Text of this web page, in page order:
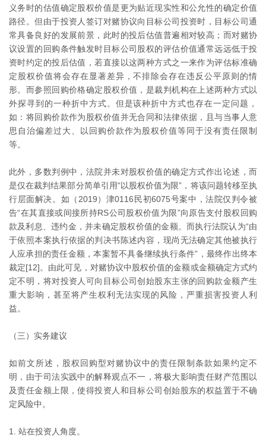
义务时的估值确定股权价值是更为贴近现实性和公允性的确定价值
路径。但由于投资人签订对赌协议向目标公司投资时，目标公司通
常具备良好的发展前景，此时的投后估值普遍相对较高；而对赌协
议设置的回购条件触发时目标公司股权的评估价值通常远远低于投
资时约定的投后估值，若直接以这两种方式之一来作为评估标准确
定股权价值将会存在显著差异，不排除会存在违反公平原则的情
形。而参照回购价格确定股权价值，是裁判机构在上述两种方式以
外探寻到的一种折中方式。但是该种折中方式也存在一定问题，
如：将回购价款作为股权价值并无合同和法律依据，且与当事人意
思自治偏差过大、以回购价款作为股权价值等同于没有责任限制
等。
此外，多数判例中，法院并未对股权价值的确定方式作出论述，而
是仅在裁判结果部分简单引用“以股权价值为限”，将该问题转移至执
行层面解决。如（2019）津0116民初6075号案中，法院仅判令被
告“在其直接或间接所持RS公司股权价值为限”向原告支付股权回购
款及利息、违约金，并未确定股权价值的金额。而执行法院认为“由
于依照本案执行依据的判决书陈述内容，现尚无法确定其他被执行
人应承担的责任金额，本案暂不具备继续执行条件”，最终作出终本
裁定[12]。由此可见，对赌协议中股权价值的金额或金额确定方式约
定不明，将对投资人可向目标公司创始股东主张的回购款金额产生
重大影响，甚至将产生权利无法实现的风险，严重损害投资人利
益。
（三）实务建议
如前文所述，股权回购型对赌协议中的责任限制条款如果约定不
明，由于司法实践中的解释观点不一，将极大影响责任财产范围以
及责任金额上限，使得投资人和目标公司创始股东的权益置于不确
定风险中。
1. 站在投资人角度。